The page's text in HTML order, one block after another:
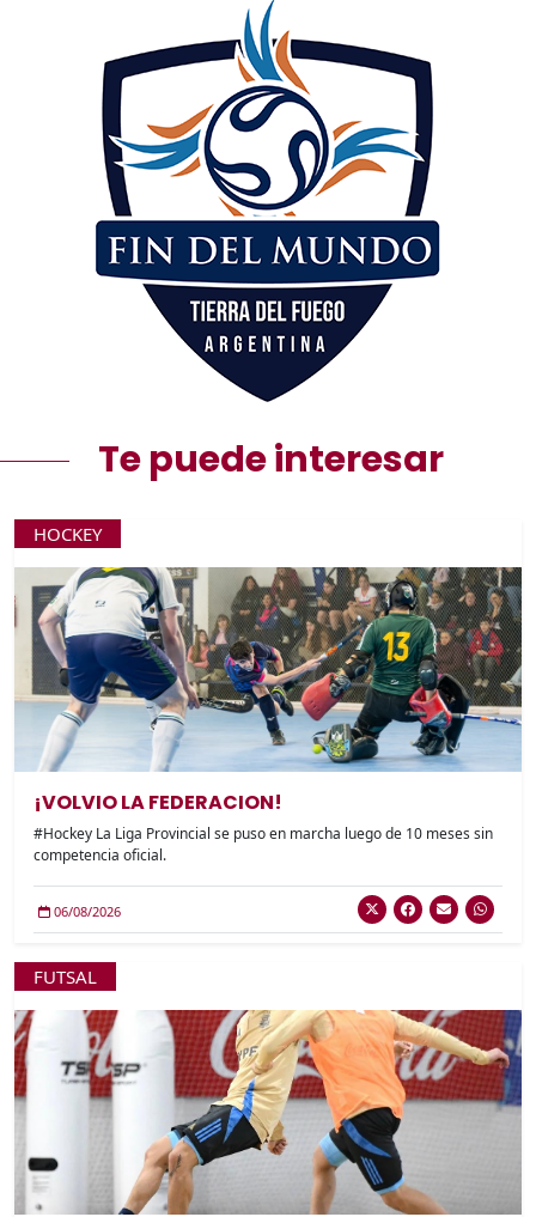
Te puede interesar
HOCKEY
¡VOLVIO LA FEDERACION!
#Hockey La Liga Provincial se puso en marcha luego de 10 meses sin
competencia oficial.
06/08/2026
FUTSAL